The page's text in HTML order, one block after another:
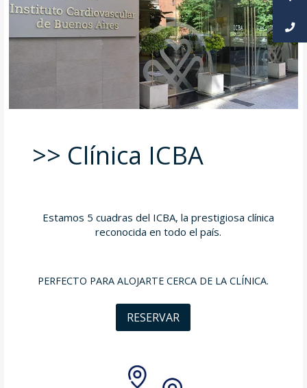
>> Clínica ICBA
Estamos 5 cuadras del ICBA, la prestigiosa clínica
reconocida en todo el país.
PERFECTO PARA ALOJARTE CERCA DE LA CLÍNICA.
RESERVAR